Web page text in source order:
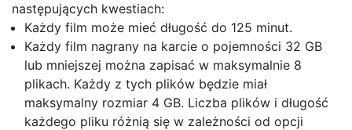
następujących kwestiach:
Każdy film może mieć długość do 125 minut.
Każdy film nagrany na karcie o pojemności 32 GB
lub mniejszej można zapisać w maksymalnie 8
plikach. Każdy z tych plików będzie miał
maksymalny rozmiar 4 GB. Liczba plików i długość
każdego pliku różnią się w zależności od opcji